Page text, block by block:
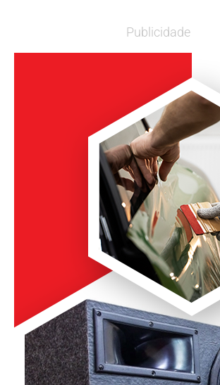
Publicidade